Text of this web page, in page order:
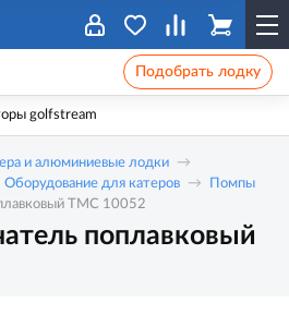
Подобрать лодку
golfstream
и алюминиевые лодки
Оборудование для катеров
Помпы
TMC 10052
поплавковый